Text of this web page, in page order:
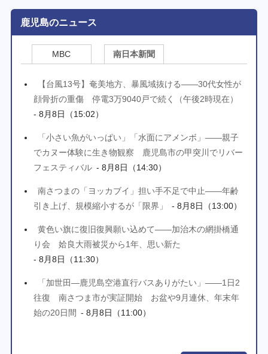
鹿児島のニュース
MBC 南日本新聞
【台風13号】奄美地方、暴風域抜ける――30代女性が
顔骨折の重傷 停電3万9040戸で続く（午後2時現在）
- 8月8日（15:02）
「小さい魚がいっぱい」「水面にアメンボ」――親子
でカヌー体験に生き物観察 鹿児島市の甲突川でリバー
フェスティバル - 8月8日（14:30）
南さつまの「ヨッカブイ」担い手不足で中止――年齢
引き上げ、規模縮小するが「限界」
- 8月8日（13:00）
黄色い旗に復旧復興願い込めて――加治木の網掛橋通
り会 姶良大雨被災から1年、思い新た
- 8月8日（11:30）
「加世田―鹿児島空港直行バスありがたい」――1日2
往復 南さつま市が実証開始 お盆や9月連休、年末年
始の20日間 - 8月8日（11:00）